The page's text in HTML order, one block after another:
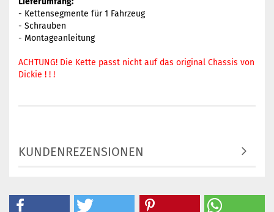
- Kettensegmente für 1 Fahrzeug
- Schrauben
- Montageanleitung
ACHTUNG! Die Kette passt nicht auf das original Chassis von
Dickie ! ! !
KUNDENREZENSIONEN